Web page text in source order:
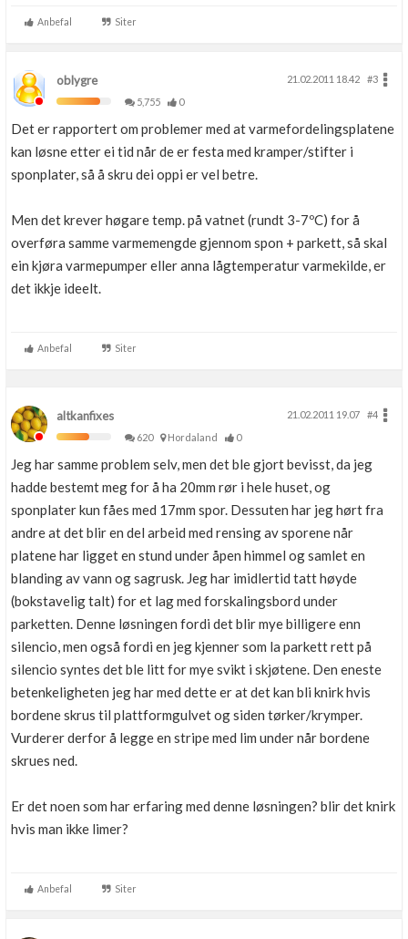
Anbefal Siter
oblygre 21.02.2011 18.42
#3
5,755
0
Det er rapportert om problemer med at varmefordelingsplatene
kan løsne etter ei tid når de er festa med kramper/stifter i
sponplater, så å skru dei oppi er vel betre.
Men det krever høgare temp. på vatnet (rundt 3-7ºC) for å
overføra samme varmemengde gjennom spon + parkett, så skal
ein kjøra varmepumper eller anna lågtemperatur varmekilde, er
det ikkje ideelt.
Anbefal Siter
altkanfixes 21.02.2011 19.07
#4
620
Hordaland 0
Jeg har samme problem selv, men det ble gjort bevisst, da jeg
hadde bestemt meg for å ha 20mm rør i hele huset, og
sponplater kun fåes med 17mm spor. Dessuten har jeg hørt fra
andre at det blir en del arbeid med rensing av sporene når
platene har ligget en stund under åpen himmel og samlet en
blanding av vann og sagrusk. Jeg har imidlertid tatt høyde
(bokstavelig talt) for et lag med forskalingsbord under
parketten. Denne løsningen fordi det blir mye billigere enn
silencio, men også fordi en jeg kjenner som la parkett rett på
silencio syntes det ble litt for mye svikt i skjøtene. Den eneste
betenkeligheten jeg har med dette er at det kan bli knirk hvis
bordene skrus til plattformgulvet og siden tørker/krymper.
Vurderer derfor å legge en stripe med lim under når bordene
skrues ned.
Er det noen som har erfaring med denne løsningen? blir det knirk
hvis man ikke limer?
Anbefal Siter